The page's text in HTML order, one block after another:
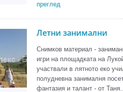
преглед
Летни занимални
Снимков материал -
игри на площадката на
участвали в лятното еко
полудневна занималня
фантазия и талант - от